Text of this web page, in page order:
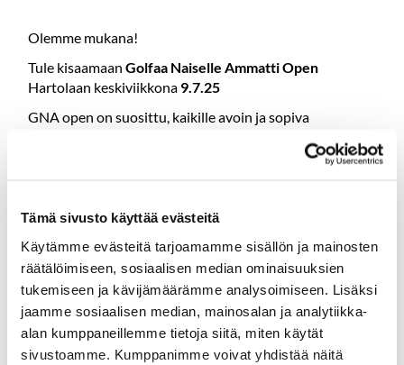
Tämä sivusto käyttää evästeitä
Käytämme evästeitä tarjoamamme sisällön ja mainosten
räätälöimiseen, sosiaalisen median ominaisuuksien
tukemiseen ja kävijämäärämme analysoimiseen. Lisäksi
jaamme sosiaalisen median, mainosalan ja analytiikka-
alan kumppaneillemme tietoja siitä, miten käytät
sivustoamme. Kumppanimme voivat yhdistää näitä
Olemme mukana!
Tule kisaamaan Golfaa Naiselle Ammatti Open
Hartolaan keskiviikkona 9.7.25
GNA open on suosittu, kaikille avoin ja sopiva
ja
Kiertueen kisat on suunnattu jokaiselle, joka haluaa
pelata hyvin järjestetyssä tapahtumassa, mukavassa
seurassa ja samalla tukea Naisten Pankin toimintaa.
GNA Open kisamuoto on pariscramble, joka leppoisana
pelimuotona sopii myös niille, jotka yleensä eivät
kilpailuihin tunne vetoa.
Kaverin kanssa kisassa kilpaileminen on loistava tapa